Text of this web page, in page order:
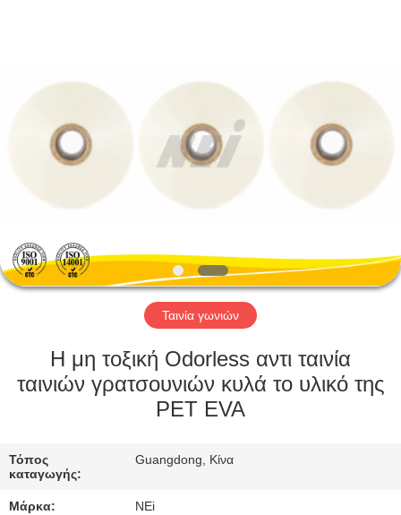
ΣΠΊΤΙ
ΠΡΟΪΌΝΤΑ
ΕΜΦΆΝΙΣΗ
VR
ΠΕΡΊΠΟΥ
ΓΎΡΟΣ
ΕΡΓΟΣΤΑΣΊΩΝ
ΠΟΙΟΤΙΚΌΣ
ΈΛΕΓΧΟΣ
Ταινία γωνιών
Η μη τοξική Odorless αντι ταινία
ταινιών γρατσουνιών κυλά το υλικό της
PET EVA
Τόπος
καταγωγής:
Guangdong, Κίνα
Μάρκα: NEi